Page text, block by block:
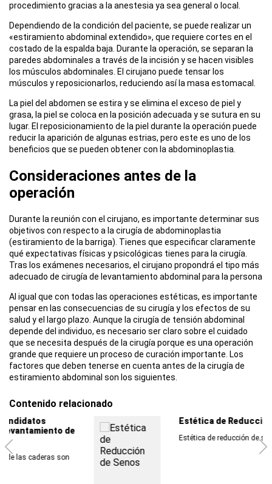
procedimiento gracias a la anestesia ya sea general o local.
Dependiendo de la condición del paciente, se puede realizar un
«estiramiento abdominal extendido», que requiere cortes en el
costado de la espalda baja. Durante la operación, se separan la
paredes abdominales a través de la incisión y se hacen visibles
los músculos abdominales. El cirujano puede tensar los
músculos y reposicionarlos, reduciendo así la masa estomacal.
La piel del abdomen se estira y se elimina el exceso de piel y
grasa, la piel se coloca en la posición adecuada y se sutura en su
lugar. El reposicionamiento de la piel durante la operación puede
reducir la aparición de algunas estrias, pero este es uno de los
beneficios que se pueden obtener con la abdominoplastia.
Consideraciones antes de la
operación
Durante la reunión con el cirujano, es importante determinar sus
objetivos con respecto a la cirugía de abdominoplastia
(estiramiento de la barriga). Tienes que especificar claramente
qué expectativas físicas y psicológicas tienes para la cirugía.
Tras los exámenes necesarios, el cirujano propondrá el tipo más
adecuado de cirugía de levantamiento abdominal para la persona
Al igual que con todas las operaciones estéticas, es importante
pensar en las consecuencias de su cirugía y los efectos de su
salud y el largo plazo. Aunque la cirugía de tensión abdominal
depende del individuo, es necesario ser claro sobre el cuidado
que se necesita después de la cirugía porque es una operación
grande que requiere un proceso de curación importante. Los
factores que deben tenerse en cuenta antes de la cirugía de
estiramiento abdominal son los siguientes.
Contenido relacionado
Estética de Reducción de Senos
Estética de reducción de senos Es uno de los...